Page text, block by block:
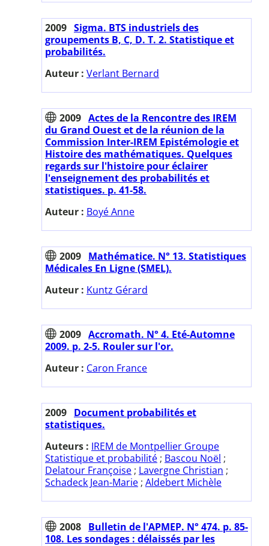
2009 Sigma. BTS industriels des
groupements B, C, D. T. 2. Statistique et
probabilités.
Auteur : Verlant Bernard
2009 Actes de la Rencontre des IREM
du Grand Ouest et de la réunion de la
Commission Inter-IREM Epistémologie et
Histoire des mathématiques. Quelques
regards sur l'histoire pour éclairer
l'enseignement des probabilités et
statistiques. p. 41-58.
Auteur : Boyé Anne
2009 Mathématice. N° 13. Statistiques
Médicales En Ligne (SMEL).
Auteur : Kuntz Gérard
2009 Accromath. N° 4. Eté-Automne
2009. p. 2-5. Rouler sur l'or.
Auteur : Caron France
2009 Document probabilités et
statistiques.
Auteurs : IREM de Montpellier Groupe
Statistique et probabilité ; Bascou Noël ;
Delatour Françoise ; Lavergne Christian ;
Schadeck Jean-Marie ; Aldebert Michèle
2008 Bulletin de l'APMEP. N° 474. p. 85-
108. Les sondages : délaissés par les